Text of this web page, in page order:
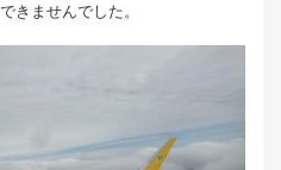
きませんでした。